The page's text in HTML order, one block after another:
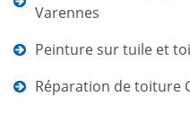
Varennes
Peinture sur tuile et
Réparation de toiture